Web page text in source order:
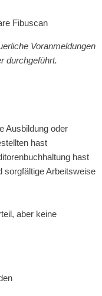
Fibuscan
Voranmeldungen
durchgeführt.
Ausbildung oder
hast
hast
sorgfältige Arbeitsweise
aber keine